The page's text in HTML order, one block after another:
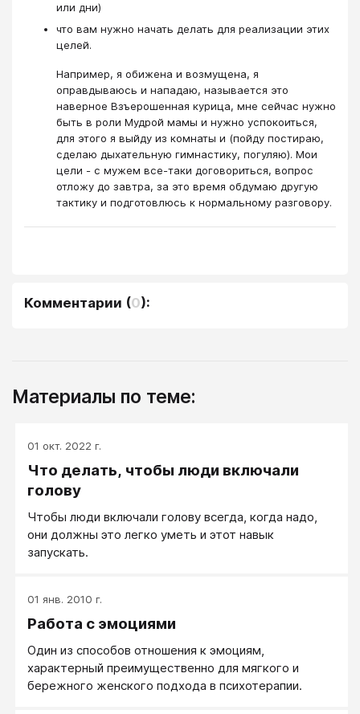
или дни)
что вам нужно начать делать для реализации этих
целей.
Например, я обижена и возмущена, я
оправдываюсь и нападаю, называется это
наверное Взъерошенная курица, мне сейчас нужно
быть в роли Мудрой мамы и нужно успокоиться,
для этого я выйду из комнаты и (пойду постираю,
сделаю дыхательную гимнастику, погуляю). Мои
цели - с мужем все-таки договориться, вопрос
отложу до завтра, за это время обдумаю другую
тактику и подготовлюсь к нормальному разговору.
Комментарии (0):
Материалы по теме:
01 окт. 2022 г.
Что делать, чтобы люди включали
голову
Чтобы люди включали голову всегда, когда надо,
они должны это легко уметь и этот навык
запускать.
01 янв. 2010 г.
Работа с эмоциями
Один из способов отношения к эмоциям,
характерный преимущественно для мягкого и
бережного женского подхода в психотерапии.